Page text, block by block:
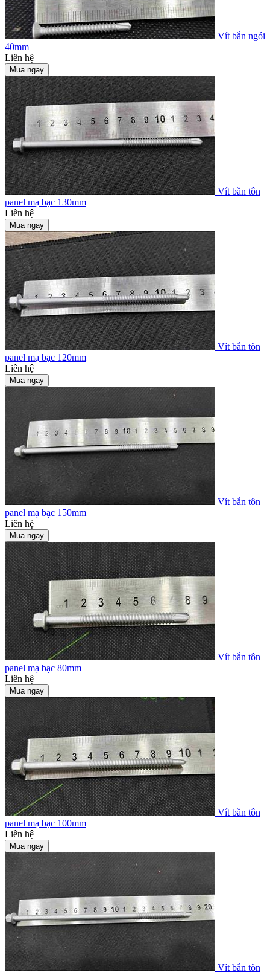
Vít bắn ngói
40mm
Liên hệ
Mua ngay
Vít bắn tôn
panel mạ bạc 130mm
Liên hệ
Mua ngay
Vít bắn tôn
panel mạ bạc 120mm
Liên hệ
Mua ngay
Vít bắn tôn
panel mạ bạc 150mm
Liên hệ
Mua ngay
Vít bắn tôn
panel mạ bạc 80mm
Liên hệ
Mua ngay
Vít bắn tôn
panel mạ bạc 100mm
Liên hệ
Mua ngay
Vít bắn tôn